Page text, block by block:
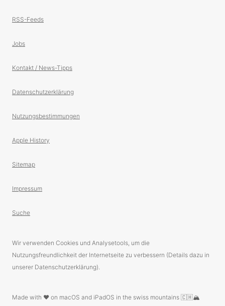
RSS-Feeds
Jobs
Kontakt / News-Tipps
Datenschutzerklärung
Nutzungsbestimmungen
Apple History
Sitemap
Impressum
Suche
Wir verwenden Cookies und Analysetools, um die
Nutzungsfreundlichkeit der Internetseite zu verbessern (Details dazu in
unserer Datenschutzerklärung).
Made with ❤️ on macOS and iPadOS in the swiss mountains 🇨🇭🏔